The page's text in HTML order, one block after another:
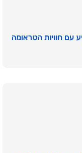
עם חוויות הטראומה